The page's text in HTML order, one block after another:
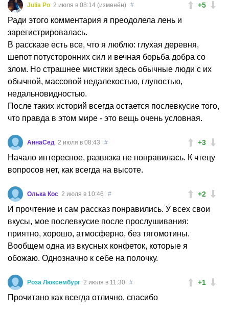
+5
Julia Po 2 июля в 08:14 (изменён) #
Ради этого комментария я преодолела лень и
зарегистрировалась.
В рассказе есть все, что я люблю: глухая деревня,
шепот потусторонних сил и вечная борьба добра со
злом. Но страшнее мистики здесь обычные люди с их
обычной, массовой недалекостью, глупостью,
недальновидностью.
После таких историй всегда остается послевкусие того,
что правда в этом мире - это вещь очень условная.
+3
АннаСед 2 июля в 08:43 #
Начало интересное, развязка не понравилась. К чтецу
вопросов нет, как всегда на высоте.
+2
Олька Кос 2 июля в 10:46 #
И прочтение и сам рассказ понравились. У всех свои
вкусы, мое послевкусие после прослушивания:
приятно, хорошо, атмосферно, без тягомотины.
Вообщем одна из вкусных конфеток, которые я
обожаю. Однозначно к себе на полочку.
+1
Роза Люксембург 2 июля в 11:30 #
Прочитано как всегда отлично, спасибо